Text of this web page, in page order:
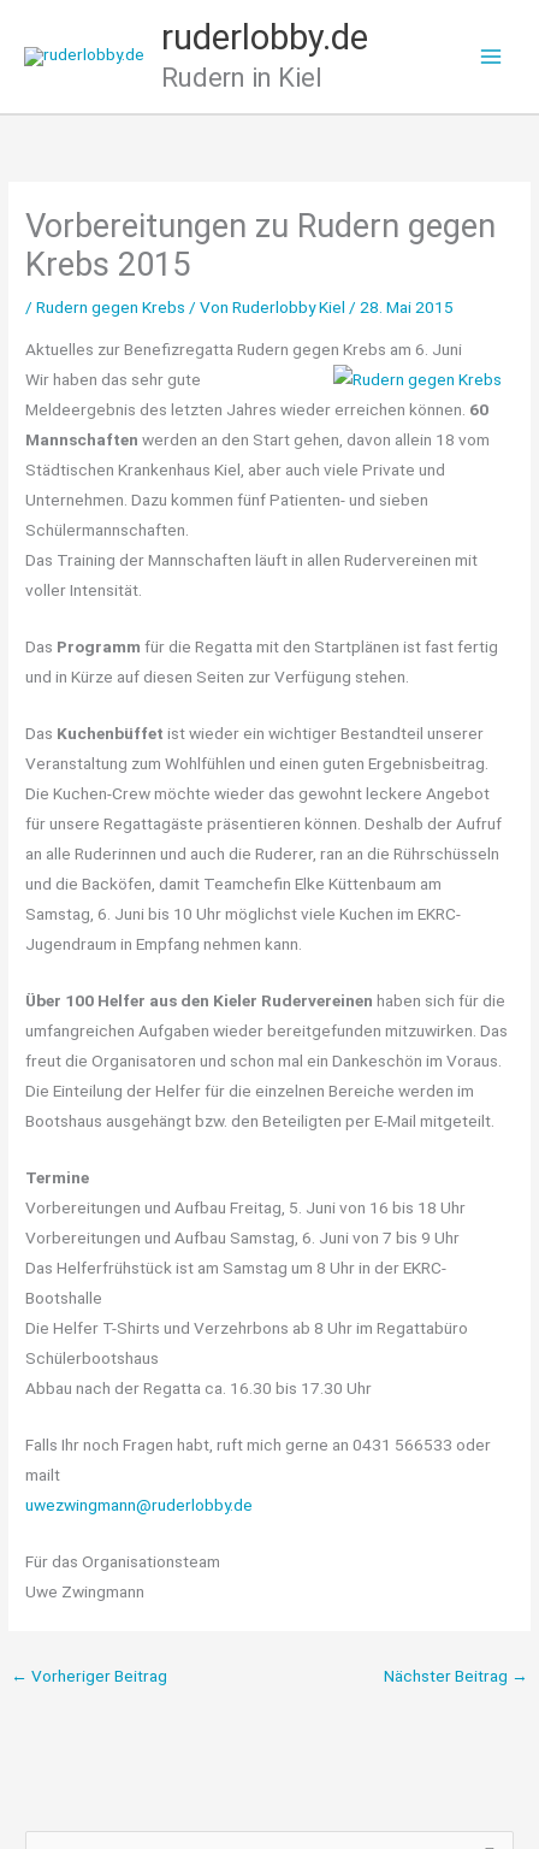
Inhalt
ruderlobby.de
Rudern in Kiel
Vorbereitungen zu Rudern gegen
Krebs 2015
/Rudern gegen Krebs / VonRuderlobby Kiel /28. Mai 2015
Aktuelles zur Benefizregatta Rudern gegen Krebs am 6. Juni
Wir haben das sehr gute
Meldeergebnis des letzten Jahres wieder erreichen können. 60
Mannschaften werden an den Start gehen, davon allein 18 vom
Städtischen Krankenhaus Kiel, aber auch viele Private und
Unternehmen. Dazu kommen fünf Patienten- und sieben
Schülermannschaften.
Das Training der Mannschaften läuft in allen Rudervereinen mit
voller Intensität.
Das Programm für die Regatta mit den Startplänen ist fast fertig
und in Kürze auf diesen Seiten zur Verfügung stehen.
Das Kuchenbüffet ist wieder ein wichtiger Bestandteil unserer
Veranstaltung zum Wohlfühlen und einen guten Ergebnisbeitrag.
Die Kuchen-Crew möchte wieder das gewohnt leckere Angebot
für unsere Regattagäste präsentieren können. Deshalb der Aufruf
an alle Ruderinnen und auch die Ruderer, ran an die Rührschüsseln
und die Backöfen, damit Teamchefin Elke Küttenbaum am
Samstag, 6. Juni bis 10 Uhr möglichst viele Kuchen im EKRC-
Jugendraum in Empfang nehmen kann.
Über 100 Helfer aus den Kieler Rudervereinen haben sich für die
umfangreichen Aufgaben wieder bereitgefunden mitzuwirken. Das
freut die Organisatoren und schon mal ein Dankeschön im Voraus.
Die Einteilung der Helfer für die einzelnen Bereiche werden im
Bootshaus ausgehängt bzw. den Beteiligten per E-Mail mitgeteilt.
Termine
Vorbereitungen und Aufbau Freitag, 5. Juni von 16 bis 18 Uhr
Vorbereitungen und Aufbau Samstag, 6. Juni von 7 bis 9 Uhr
Das Helferfrühstück ist am Samstag um 8 Uhr in der EKRC-
Bootshalle
Die Helfer T-Shirts und Verzehrbons ab 8 Uhr im Regattabüro
Schülerbootshaus
Abbau nach der Regatta ca. 16.30 bis 17.30 Uhr
Falls Ihr noch Fragen habt, ruft mich gerne an 0431 566533 oder
mailt
uwezwingmann@ruderlobby.de
Für das Organisationsteam
Uwe Zwingmann
← Vorheriger Beitrag Nächster Beitrag →